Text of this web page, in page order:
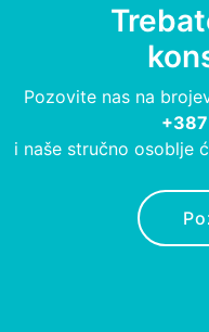
Pozovite nas na
i naše stručno osoblje